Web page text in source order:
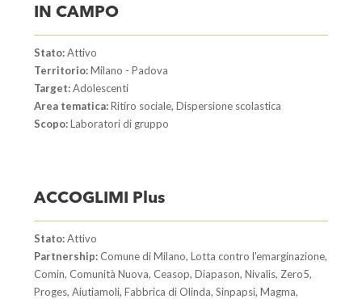
IN CAMPO
Stato:Attivo
Territorio:Milano - Padova
Target:Adolescenti
Area tematica:Ritiro sociale, Dispersione scolastica
Scopo:Laboratori di gruppo
ACCOGLIMI Plus
Stato:Attivo
Partnership:Comune di Milano, Lotta contro l'emarginazione,
Comin, Comunità Nuova, Ceasop, Diapason, Nivalis, Zero5,
Proges, Aiutiamoli, Fabbrica di Olinda, Sinpapsi, Magma,